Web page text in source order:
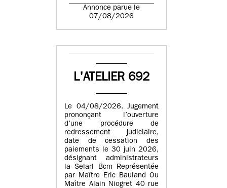
Annonce parue le
07/08/2026
L'ATELIER 692
Le 04/08/2026. Jugement
prononçant l’ouverture
d’une procédure de
redressement judiciaire,
date de cessation des
paiements le 30 juin 2026,
désignant administrateurs
la Selarl Bcm Représentée
par Maître Eric Bauland Ou
Maître Alain Niogret 40 rue